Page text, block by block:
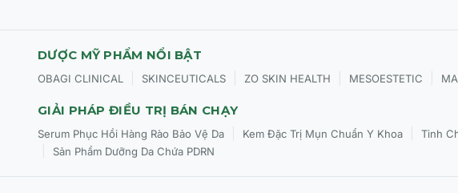
DƯỢC MỸ PHẨM NỔI BẬT
OBAGI CLINICAL SKINCEUTICALS ZO SKIN HEALTH MESOESTETIC
GIẢI PHÁP ĐIỀU TRỊ BÁN CHẠY
Serum Phục Hồi Hàng Rào Bảo Vệ Da Kem Đặc Trị Mụn Chuẩn Y Khoa Tinh
Sản Phẩm Dưỡng Da Chứa PDRN